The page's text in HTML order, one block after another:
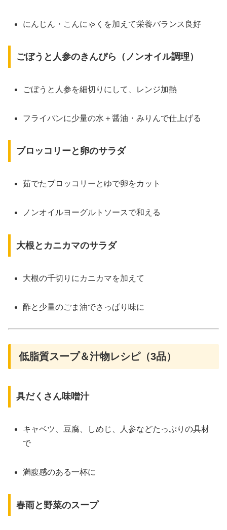
にんじん・こんにゃくを加えて栄養バランス良好
ごぼうと人参のきんぴら（ノンオイル調理）
ごぼうと人参を細切りにして、レンジ加熱
フライパンに少量の水＋醤油・みりんで仕上げる
ブロッコリーと卵のサラダ
茹でたブロッコリーとゆで卵をカット
ノンオイルヨーグルトソースで和える
大根とカニカマのサラダ
大根の千切りにカニカマを加えて
酢と少量のごま油でさっぱり味に
低脂質スープ＆汁物レシピ（3品）
具だくさん味噌汁
キャベツ、豆腐、しめじ、人参などたっぷりの具材
で
満腹感のある一杯に
春雨と野菜のスープ